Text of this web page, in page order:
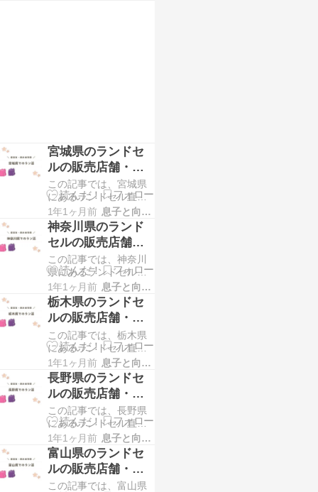
宮城県のランドセ
ルの販売店舗・展
示会情報
この記事では、宮城県
にあるランドセル直営
店・販売店舗と実施予
定のランドセル展示会
情報を掲載していま
す。 宮城県内にお住ま
いの方のラン活で、ラ
ンドセル探しにお困り
の方！お近くでランド
セルを試すことができ
るメーカー・店舗情報
1年1ヶ月前 息子と向き合う！！
神奈川県のランド
セルの販売店舗・
展示会情報
この記事では、神奈川
県にあるランドセル直
営店・販売店舗と実施
予定のランドセル展示
会情報を掲載していま
す。 神奈川県内にお住
まいの方のラン活で、
ランドセル探しにお困
りの方！お近くでラン
ドセルを試すことがで
きるメーカー・店舗
1年1ヶ月前 息子と向き合う！！
栃木県のランドセ
ルの販売店舗・展
示会情報
この記事では、栃木県
にあるランドセル直営
店・販売店舗と実施予
定のランドセル展示会
情報を掲載していま
す。 栃木県内にお住ま
いの方のラン活で、ラ
ンドセル探しにお困り
の方！お近くでランド
セルを試すことができ
るメーカー・店舗情報
1年1ヶ月前 息子と向き合う！！
長野県のランドセ
ルの販売店舗・展
示会情報
この記事では、長野県
にあるランドセル直営
店・販売店舗と実施予
定のランドセル展示会
情報を掲載していま
す。 長野県内にお住ま
いの方のラン活で、ラ
1年1ヶ月前 息子と向き合う！！
富山県のランドセ
ルの販売店舗・展
示会情報
この記事では、富山県